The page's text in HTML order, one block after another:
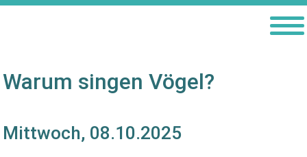
Warum singen Vögel?
Mittwoch, 08.10.2025